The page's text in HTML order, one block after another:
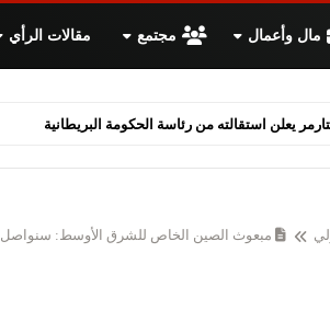
مال وأعمال مجتمع مقالات الرأي
يعلن استقالته من رئاسة الحكومة البريطانية
مبعوث الصين الخاص للشرق الأوسط: سنواصل